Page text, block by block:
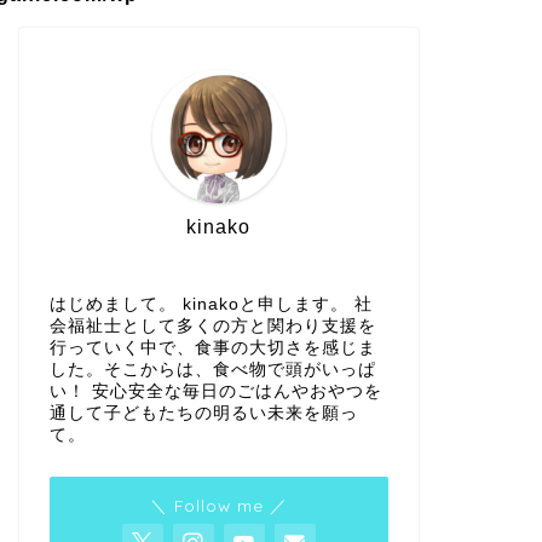
kinako
はじめまして。 kinakoと申します。 社
会福祉士として多くの方と関わり支援を
行っていく中で、食事の大切さを感じま
した。そこからは、食べ物で頭がいっぱ
い！ 安心安全な毎日のごはんやおやつを
通して子どもたちの明るい未来を願っ
て。
＼ Follow me ／